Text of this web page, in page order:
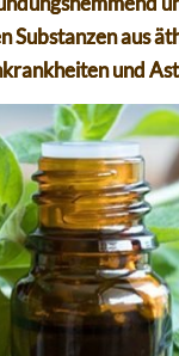
Substanzen aus
und